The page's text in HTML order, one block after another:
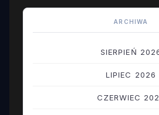
ARCHIWA
SIERPIEŃ
LIPIEC 2026
CZERWIEC